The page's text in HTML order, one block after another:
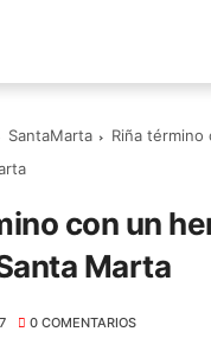
SantaMarta
Riña
con un
Marta
0 COMENTARIOS